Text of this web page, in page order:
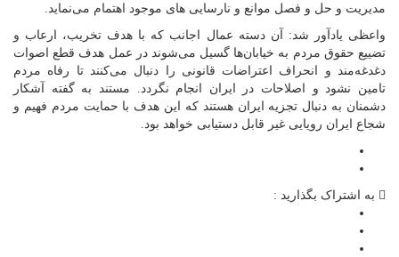
مدیریت و حل و فصل موانع و نارسایی های موجود اهتمام می‌نماید.
واعظی یادآور شد: آن دسته عمال اجانب که با هدف تخریب، ارعاب و
تضییع حقوق مردم به خیابان‌ها گسیل می‌شوند در عمل هدف قطع اصوات
دغدغه‌مند و انحراف اعتراضات قانونی را دنبال می‌کنند تا رفاه مردم
تامین نشود و اصلاحات در ایران انجام نگردد. مستند به گفته آشکار
دشمنان به دنبال تجزیه ایران هستند که این هدف با حمایت مردم فهیم و
شجاع ایران رویایی غیر قابل دستیابی خواهد بود.
به اشتراک بگذارید :